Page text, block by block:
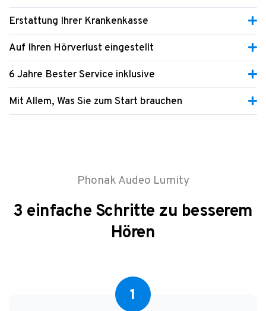
Erstattung Ihrer Krankenkasse
Auf Ihren Hörverlust eingestellt
6 Jahre Bester Service inklusive
Mit Allem, Was Sie zum Start brauchen
Phonak Audeo Lumity
3 einfache Schritte zu besserem
Hören
1